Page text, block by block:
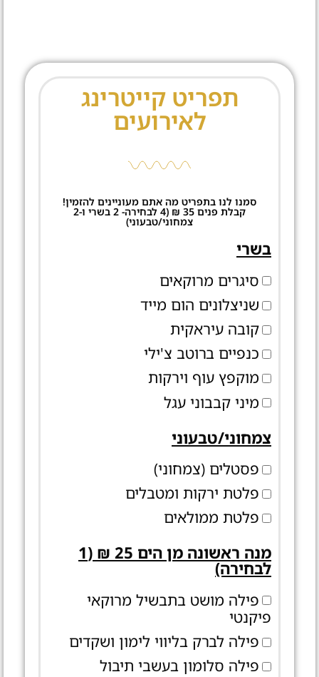
תפריט קייטרינג
לאירועים
סמנו לנו בתפריט מה אתם מעוניינים להזמין!
קבלת פנים 35 ₪ (4 לבחירה- 2 בשרי ו-2
צמחוני/טבעוני)
בשרי
סיגרים מרוקאים
שניצלונים הום מייד
קובה עיראקית
כנפיים ברוטב צ'ילי
מוקפץ עוף וירקות
מיני קבבוני עגל
צמחוני/טבעוני
פסטלים (צמחוני)
פלטת ירקות ומטבלים
פלטת ממולאים
מנה ראשונה מן הים 25 ₪ (1
לבחירה)
פילה מושט בתבשיל מרוקאי
פיקנטי
פילה לברק בליווי לימון ושקדים
פילה סלומון בעשבי תיבול